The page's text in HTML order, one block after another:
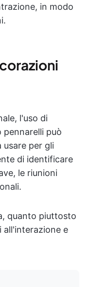
in modo
l'uso di
pennarelli può
usare per gli
di identificare
le riunioni
quanto piuttosto
all'interazione e